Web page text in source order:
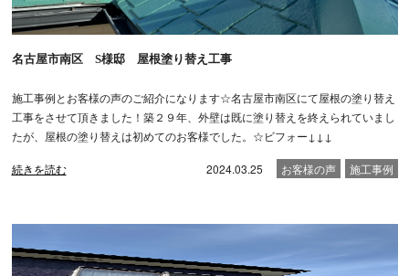
名古屋市南区 S様邸 屋根塗り替え工事
施工事例とお客様の声のご紹介になります☆名古屋市南区にて屋根の塗り替え
工事をさせて頂きました！築２９年、外壁は既に塗り替えを終えられていまし
たが、屋根の塗り替えは初めてのお客様でした。☆ビフォー↓↓↓
続きを読む 2024.03.25 お客様の声 施工事例